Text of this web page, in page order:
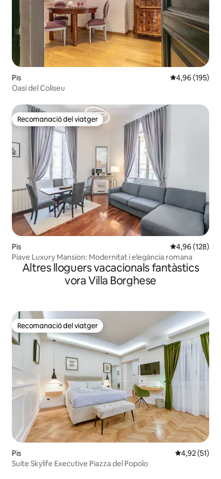
Pis 4,96 de
4,96 (195)
Oasi del Coliseu
Recomanació del viatger
Recomanació del viatger
Pis 4,96 de
4,96 (128)
Piave Luxury Mansion: Modernitat i elegància romana
Altres lloguers vacacionals fantàstics
vora Villa Borghese
Recomanació del viatger
Recomanació del viatger
Pis 4,92 de
4,92 (51)
Suite Skylife Executive Piazza del Popolo